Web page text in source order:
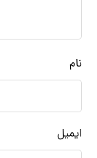
نام
ایمیل